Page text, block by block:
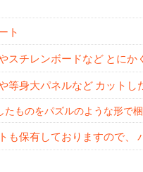
ト
スチレンボードなど とにか
等身大パネルなど カット
たものをパズルのような形で
も保有しておりますので、